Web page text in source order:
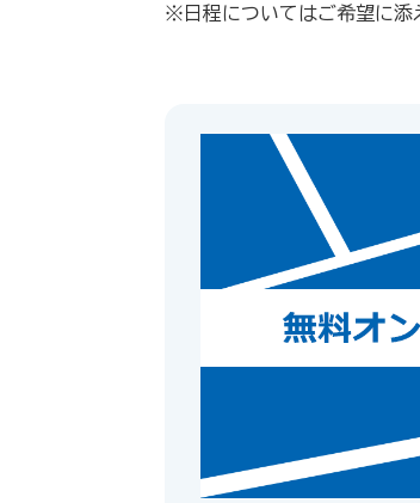
※日程についてはご希望に添